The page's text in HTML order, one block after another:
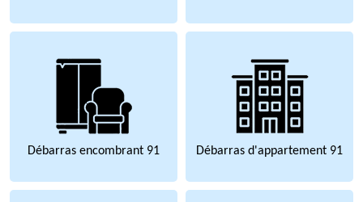
Débarras encombrant 91 Débarras d'appartement 91